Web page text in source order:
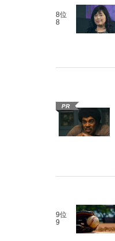
8位
8
PR
9位
9